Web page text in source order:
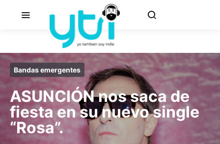
Bandas emergentes
ASUNCIÓN nos saca de
fiesta en su nuevo single
“Rosa”.